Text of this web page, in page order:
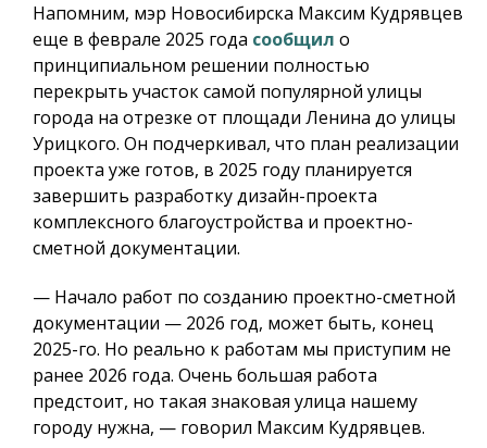
Напомним, мэр Новосибирска Максим Кудрявцев
еще в феврале 2025 года сообщил о
принципиальном решении полностью
перекрыть участок самой популярной улицы
города на отрезке от площади Ленина до улицы
Урицкого. Он подчеркивал, что план реализации
проекта уже готов, в 2025 году планируется
завершить разработку дизайн-проекта
комплексного благоустройства и проектно-
сметной документации.
— Начало работ по созданию проектно-сметной
документации — 2026 год, может быть, конец
2025-го. Но реально к работам мы приступим не
ранее 2026 года. Очень большая работа
предстоит, но такая знаковая улица нашему
городу нужна, — говорил Максим Кудрявцев.